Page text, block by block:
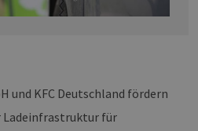
und KFC Deutschland fördern
Ladeinfrastruktur für